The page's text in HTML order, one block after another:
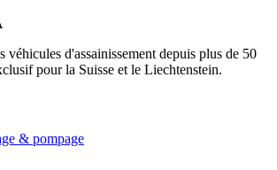
véhicules d'assainissement depuis plus de 50
pour la Suisse et le Liechtenstein.
& pompage